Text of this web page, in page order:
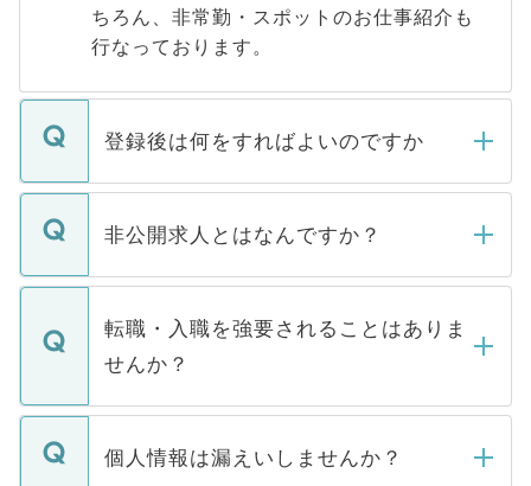
ちろん、非常勤・スポットのお仕事紹介も
行なっております。
登録後は何をすればよいのですか
ご登録いただきましたら、弊社担当者がご
登録内容を確認し、その後メールもしくは
ます。通常、5営業日以内にはご連絡をせて
いただきますので、しばらくお待ちくださ
い。
非公開求人とはなんですか？
マイナビDOCTORで取り扱っている求人の
うち約3割は、Webサイトからご覧いただ
けない「非公開求人」です。非公開求人は
下記の理由によって、一般には公開してい
ません。
■応募殺到を避けるため 人気のある医療機
転職・入職を強要されることはありま
せんか？
転職・入職を強要することは一切ありませ
ん。また、仮に応募先から内定をいただい
個人情報は漏えいしませんか？